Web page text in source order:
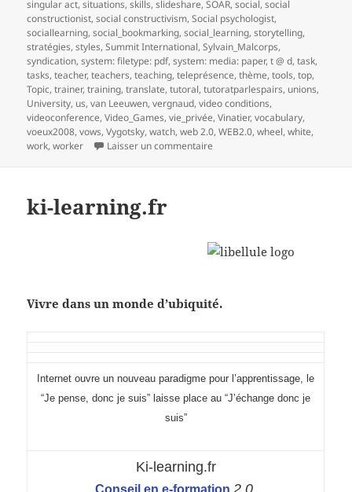
singular act,situations,skills,slideshare,SOAR,social,social
constructionist,social constructivism,Social psychologist,
sociallearning,social_bookmarking,social_learning,storytelling,
stratégies,styles,Summit International,Sylvain_Malcorps,
syndication,system: filetype: pdf,system: media: paper,t @ d,task,
tasks,teacher,teachers,teaching,teleprésence,thème,tools,top,
Topic,trainer,training,translate,tutoral,tutoratparlespairs, unions,
University, us,van Leeuwen,vergnaud,video conditions,
videoconference,Video_Games,vie_privée,Vinatier,vocabulary,
voeux2008,vows,Vygotsky,watch,web 2.0,WEB2.0,wheel,white,
work,worker Laisser un commentaire
ki-learning.fr
Vivre dans un monde d’ubiquité.
Internet ouvre un nouveau paradigme pour l’apprentissage, le
“Je pense, donc je suis” laisse place au “J’échange donc je
suis”
Ki-learning.fr
Conseil en e-formation 2.0.